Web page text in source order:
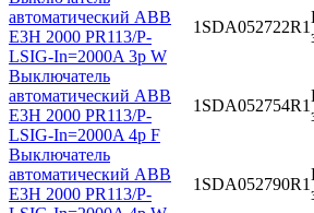
автоматический ABB
E3H 2000 PR113/P-
LSIG-In=2000A 3p W
1SDA052722R1
Выключатель
автоматический ABB
E3H 2000 PR113/P-
LSIG-In=2000A 4p F
1SDA052754R1
Выключатель
автоматический ABB
E3H 2000 PR113/P-
1SDA052790R1